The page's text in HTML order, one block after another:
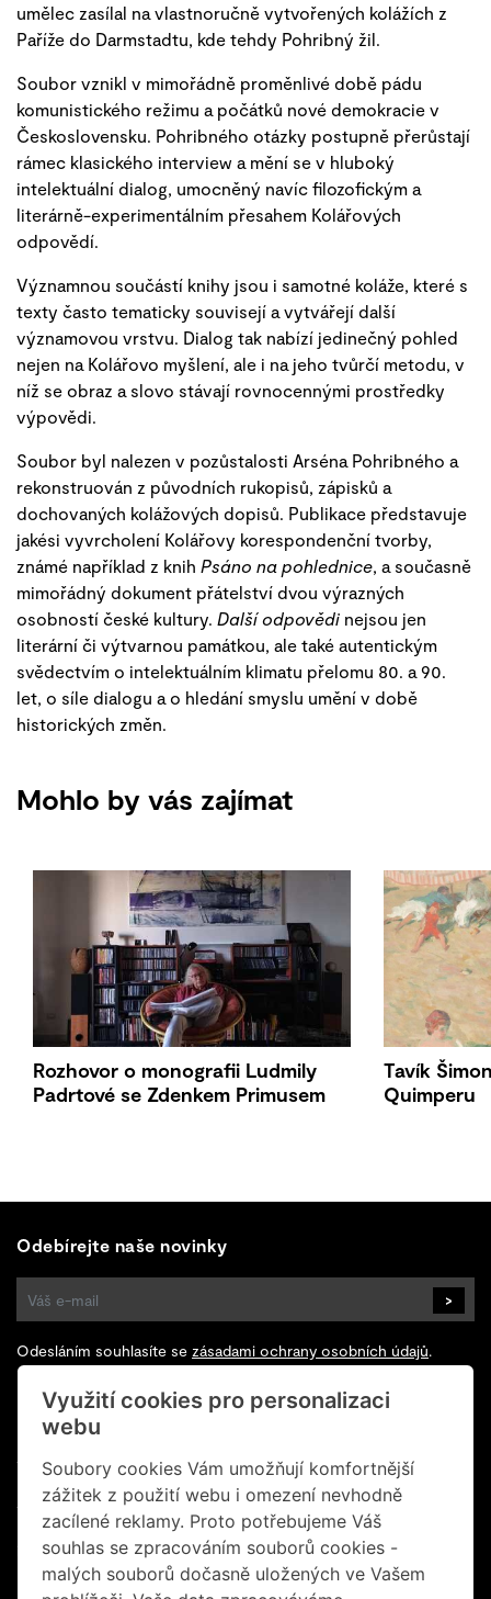
umělec zasílal na vlastnoručně vytvořených kolážích z
Paříže do Darmstadtu, kde tehdy Pohribný žil.
Soubor vznikl v mimořádně proměnlivé době pádu
komunistického režimu a počátků nové demokracie v
Československu. Pohribného otázky postupně přerůstají
rámec klasického interview a mění se v hluboký
intelektuální dialog, umocněný navíc filozofickým a
literárně-experimentálním přesahem Kolářových
odpovědí.
Významnou součástí knihy jsou i samotné koláže, které s
texty často tematicky souvisejí a vytvářejí další
významovou vrstvu. Dialog tak nabízí jedinečný pohled
nejen na Kolářovo myšlení, ale i na jeho tvůrčí metodu, v
níž se obraz a slovo stávají rovnocennými prostředky
výpovědi.
Soubor byl nalezen v pozůstalosti Arséna Pohribného a
rekonstruován z původních rukopisů, zápisků a
dochovaných kolážových dopisů. Publikace představuje
jakési vyvrcholení Kolářovy korespondenční tvorby,
známé například z knih Psáno na pohlednice , a současně
mimořádný dokument přátelství dvou výrazných
osobností české kultury. Další odpovědi nejsou jen
literární či výtvarnou památkou, ale také autentickým
svědectvím o intelektuálním klimatu přelomu 80. a 90.
let, o síle dialogu a o hledání smyslu umění v době
historických změn.
Mohlo by vás zajímat
Rozhovor o monografii Ludmily
Padrtové se Zdenkem Primusem
Tavík
Quimperu
Odebírejte naše novinky
>
Odesláním souhlasíte se zásadami ochrany osobních údajů.
Sledujte nás na Facebooku
+420 602 200 928
+420 702 131 673
info@retrogallery.cz
Informace o cookies
Využití cookies pro personalizaci
webu
Soubory cookies Vám umožňují komfortnější
zážitek z použití webu i omezení nevhodně
zacílené reklamy. Proto potřebujeme Váš
souhlas se zpracováním souborů cookies -
malých souborů dočasně uložených ve Vašem